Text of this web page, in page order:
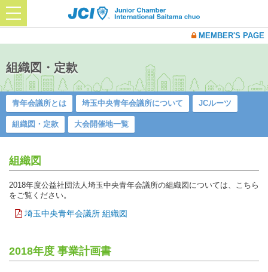
t
o
g
l
n
a
v
i
g
a
t
i
o
MEMBER'S PAGE
組織図・定款
青年会議所とは 埼玉中央青年会議所について JCルーツ
組織図・定款 大会開催地一覧
組織図
2018年度公益社団法人埼玉中央青年会議所の組織図については、こちら
をご覧ください。
埼玉中央青年会議所 組織図
2018年度 事業計画書